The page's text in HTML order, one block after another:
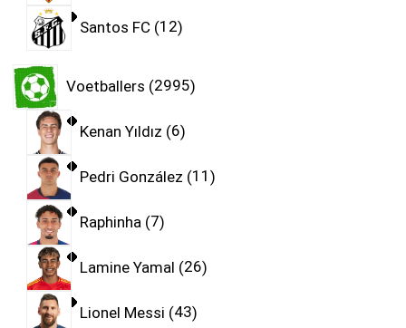
Santos FC 12
Voetballers 2995
Kenan Yıldız 6
Pedri González 11
Raphinha 7
Lamine Yamal 26
Lionel Messi 43